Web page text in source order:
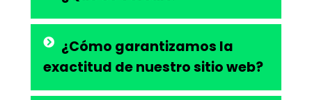
¿Cómo garantizamos la
exactitud de nuestro sitio web?